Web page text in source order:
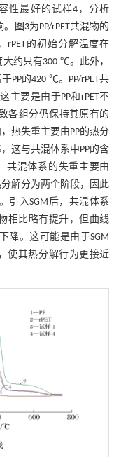
性最好的试样4，分析
图3为PP/rPET共混物的
rPET的初始分解温度在
约只有300 ℃。此外，
PP的420 ℃。PP/rPET共
主要是由于PP和rPET不
各组分仍保持其原有的
热失重主要由PP的热分
这与共混体系中PP的含
共混体系的失重主要由
分解分为两个阶段，因此
引入SGM后，共混体系
相比略有提升，但曲线
降。这可能是由于SGM
使其热分解行为更接近